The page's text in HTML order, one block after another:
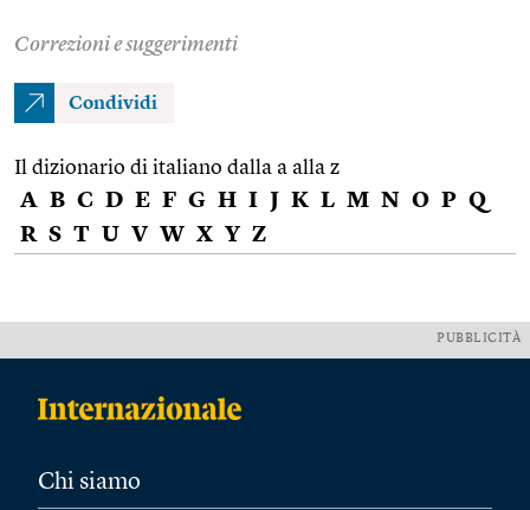
Correzioni e suggerimenti
Condividi
Il dizionario di italiano dalla a alla z
A B C D E F G H I J K L M N O P Q
R S T U V W X Y Z
PUBBLICITÀ
Chi siamo